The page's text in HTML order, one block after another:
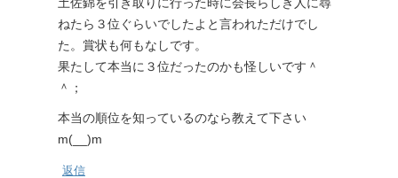
ねたら３位ぐらいでしたよと言われただけでし
た。賞状も何もなしです。
果たして本当に３位だったのかも怪しいです＾
＾；
本当の順位を知っているのなら教えて下さい
m(__)m
返信